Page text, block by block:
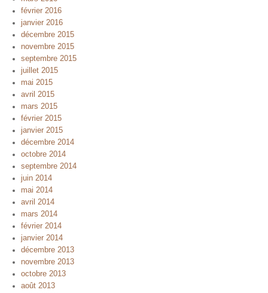
février 2016
janvier 2016
décembre 2015
novembre 2015
septembre 2015
juillet 2015
mai 2015
avril 2015
mars 2015
février 2015
janvier 2015
décembre 2014
octobre 2014
septembre 2014
juin 2014
mai 2014
avril 2014
mars 2014
février 2014
janvier 2014
décembre 2013
novembre 2013
octobre 2013
août 2013